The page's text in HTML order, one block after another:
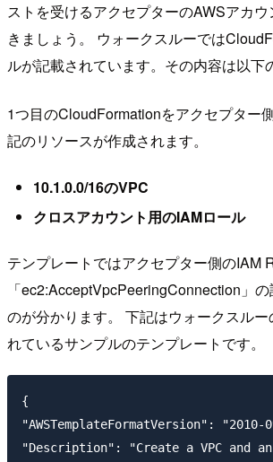
ストを受けるアクセプターのAWSアカ
きましょう。 ウォークスルーでは
ルが記載されています。その内容は以下
1つ目のCloudFormationをアクセプター
記のリソースが作成されます。
10.1.0.0/16のVPC
クロスアカウント用のIAMロール
テンプレートではアクセプター側のIAM
「ec2:AcceptVpcPeeringConnection」
のが分かります。 下記はウォークスルー
れているサンプルのテンプレートです。
{
"AWSTemplateFormatVersion": "2010-
"Description": "Create a VPC and